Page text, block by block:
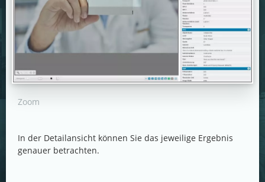
Zoom
In der Detailansicht können Sie das jeweilige Ergebnis
genauer betrachten.